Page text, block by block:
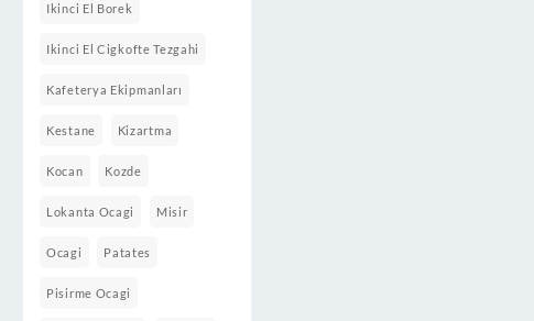
Ikinci El Borek
Ikinci El Cigkofte Tezgahi
Kafeterya Ekipmanları
Kestane Kizartma
Kocan Kozde
Lokanta Ocagi Misir
Ocagi Patates
Pisirme Ocagi